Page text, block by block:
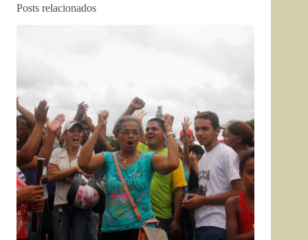
Posts relacionados